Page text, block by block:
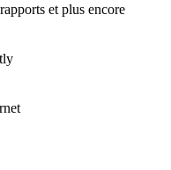
et plus encore